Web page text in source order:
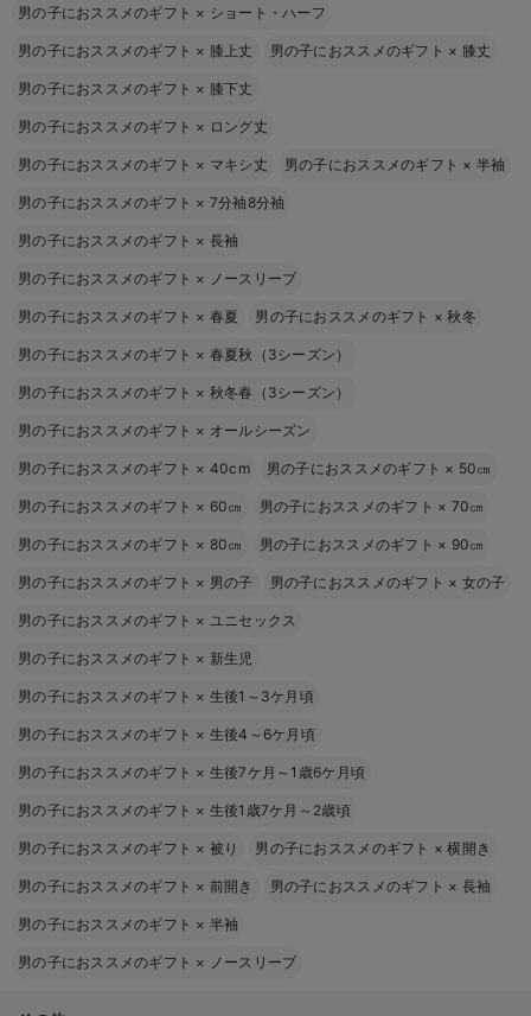
男の子におススメのギフト × ショート・ハーフ
男の子におススメのギフト × 膝上丈 男の子におススメのギフト × 膝丈
男の子におススメのギフト × 膝下丈
男の子におススメのギフト × ロング丈
男の子におススメのギフト × マキシ丈 男の子におススメのギフト × 半袖
男の子におススメのギフト × 7分袖8分袖
男の子におススメのギフト × 長袖
男の子におススメのギフト × ノースリーブ
男の子におススメのギフト × 春夏 男の子におススメのギフト ×秋冬
男の子におススメのギフト × 春夏秋（3シーズン）
男の子におススメのギフト × 秋冬春（3シーズン）
男の子におススメのギフト × オールシーズン
男の子におススメのギフト × 40cm 男の子におススメのギフト × 50㎝
男の子におススメのギフト × 60㎝ 男の子におススメのギフト × 70㎝
男の子におススメのギフト × 80㎝ 男の子におススメのギフト × 90㎝
男の子におススメのギフト × 男の子 男の子におススメのギフト × 女の子
男の子におススメのギフト × ユニセックス
男の子におススメのギフト × 新生児
男の子におススメのギフト × 生後1～3ケ月頃
男の子におススメのギフト × 生後4～6ケ月頃
男の子におススメのギフト × 生後7ケ月～1歳6ケ月頃
男の子におススメのギフト × 生後1歳7ケ月～2歳頃
男の子におススメのギフト × 被り 男の子におススメのギフト ×横開き
男の子におススメのギフト × 前開き 男の子におススメのギフト × 長袖
男の子におススメのギフト × 半袖
男の子におススメのギフト × ノースリーブ